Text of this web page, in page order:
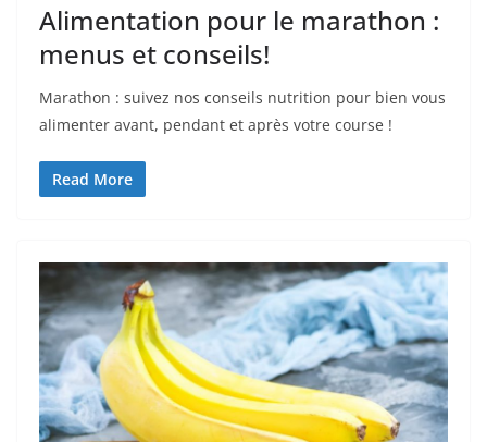
Alimentation pour le marathon :
menus et conseils!
Marathon : suivez nos conseils nutrition pour bien vous
alimenter avant, pendant et après votre course !
Read More